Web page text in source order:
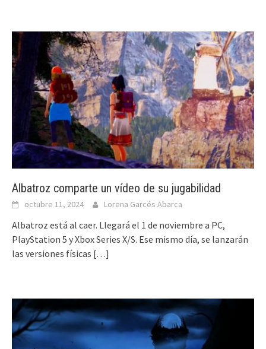
Albatroz comparte un vídeo de su jugabilidad
octubre 11, 2024 Lorena Garcés Abarca
Albatroz está al caer. Llegará el 1 de noviembre a PC,
PlayStation 5 y Xbox Series X/S. Ese mismo día, se lanzarán
las versiones físicas […]